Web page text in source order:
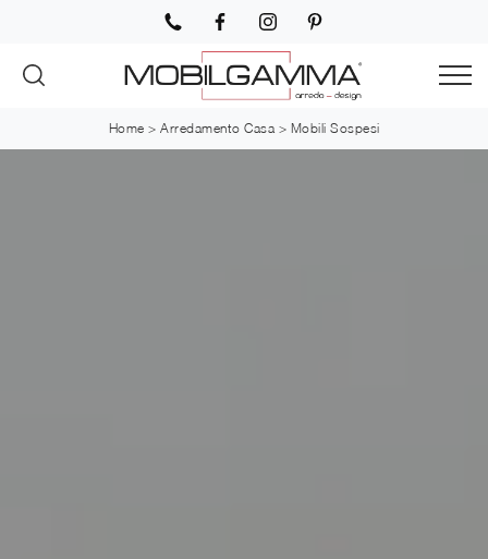
Home > Arredamento Casa > Mobili Sospesi